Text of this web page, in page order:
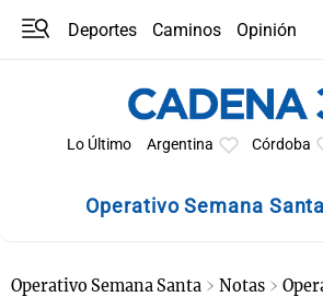
Deportes Caminos
Opinión
Lo Último Argentina Córdoba
Operativo Semana Santa
Operativo Semana Santa Notas